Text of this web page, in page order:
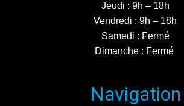
Jeudi : 9h – 18h
Vendredi : 9h – 18h
Samedi : Fermé
Dimanche : Fermé
Navigation